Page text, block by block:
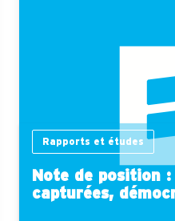
Rapports et études
Note de position :
capturées,